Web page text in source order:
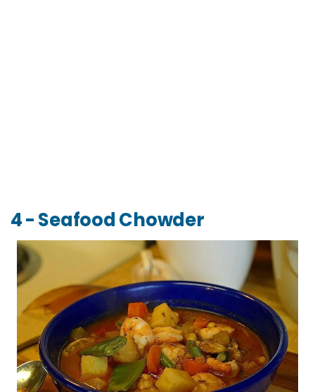
4 - Seafood Chowder